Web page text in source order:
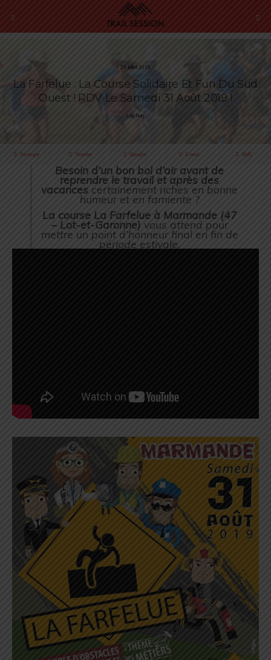
23 Juillet 2019
La Farfelue : La Course Solidaire Et Fun Du Sud
Ouest ! RDV Le Samedi 31 Août 2019 !
Loïc Roig
Partager Tweeter Épingler E-mail SMS
Besoin d’un bon bol d’air avant de
reprendre le travail et après des
vacances certainement riches en bonne
humeur et en farniente ?
La course La Farfelue à Marmande (47
– Lot-et-Garonne) vous attend pour
mettre un point d’honneur final en fin de
période estivale.